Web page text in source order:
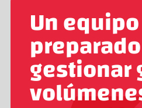
Un equipo
gestionar